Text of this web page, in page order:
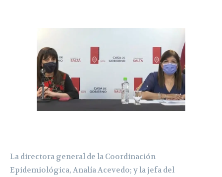
La directora general de la Coordinación
Epidemiológica, Analía Acevedo; y la jefa del